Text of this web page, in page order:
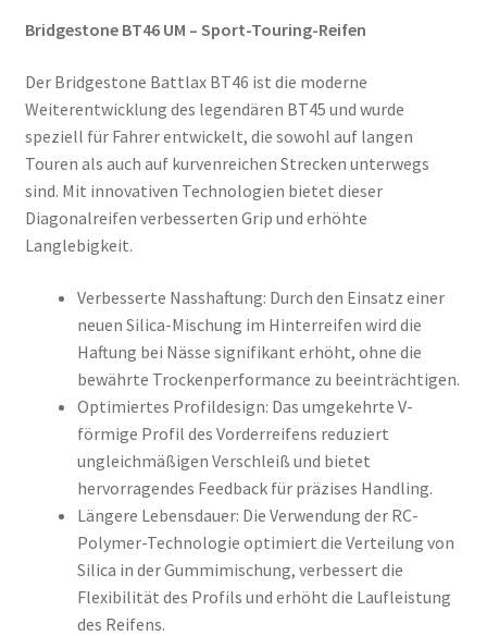
Bridgestone BT46 UM – Sport-Touring-Reifen
Der Bridgestone Battlax BT46 ist die moderne
Weiterentwicklung des legendären BT45 und wurde
speziell für Fahrer entwickelt, die sowohl auf langen
Touren als auch auf kurvenreichen Strecken unterwegs
sind. Mit innovativen Technologien bietet dieser
Diagonalreifen verbesserten Grip und erhöhte
Langlebigkeit.
Verbesserte Nasshaftung: Durch den Einsatz einer
neuen Silica-Mischung im Hinterreifen wird die
Haftung bei Nässe signifikant erhöht, ohne die
bewährte Trockenperformance zu beeinträchtigen.
Optimiertes Profildesign: Das umgekehrte V-
förmige Profil des Vorderreifens reduziert
ungleichmäßigen Verschleiß und bietet
hervorragendes Feedback für präzises Handling.
Längere Lebensdauer: Die Verwendung der RC-
Polymer-Technologie optimiert die Verteilung von
Silica in der Gummimischung, verbessert die
Flexibilität des Profils und erhöht die Laufleistung
des Reifens.